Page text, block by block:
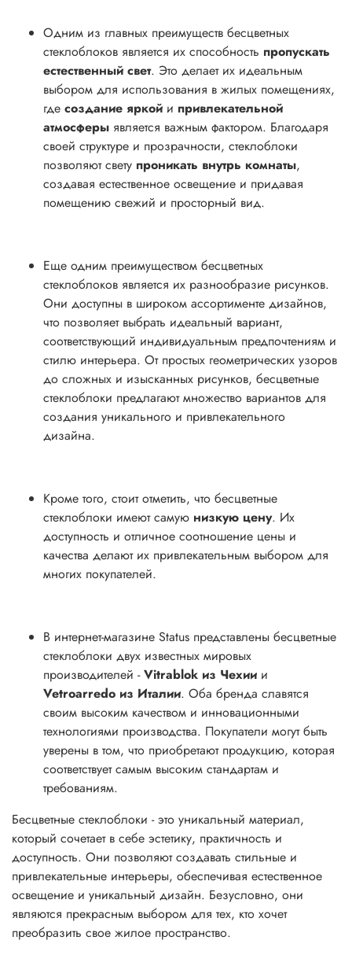
Одним из главных преимуществ бесцветных
стеклоблоков является их способность пропускать
естественный свет. Это делает их идеальным
выбором для использования в жилых помещениях,
где создание яркой и привлекательной
атмосферы является важным фактором. Благодаря
своей структуре и прозрачности, стеклоблоки
позволяют свету проникать внутрь комнаты,
создавая естественное освещение и придавая
помещению свежий и просторный вид.
Еще одним преимуществом бесцветных
стеклоблоков является их разнообразие рисунков.
Они доступны в широком ассортименте дизайнов,
что позволяет выбрать идеальный вариант,
соответствующий индивидуальным предпочтениям и
стилю интерьера. От простых геометрических узоров
до сложных и изысканных рисунков, бесцветные
стеклоблоки предлагают множество вариантов для
создания уникального и привлекательного
дизайна.
Кроме того, стоит отметить, что бесцветные
стеклоблоки имеют самую низкую цену. Их
доступность и отличное соотношение цены и
качества делают их привлекательным выбором для
многих покупателей.
В интернет-магазине Status представлены бесцветные
стеклоблоки двух известных мировых
производителей -Vitrablok из Чехии и
Vetroarredo из Италии. Оба бренда славятся
своим высоким качеством и инновационными
технологиями производства. Покупатели могут быть
уверены в том, что приобретают продукцию, которая
соответствует самым высоким стандартам и
требованиям.
Бесцветные стеклоблоки - это уникальный материал,
который сочетает в себе эстетику, практичность и
доступность. Они позволяют создавать стильные и
привлекательные интерьеры, обеспечивая естественное
освещение и уникальный дизайн. Безусловно, они
являются прекрасным выбором для тех, кто хочет
преобразить свое жилое пространство.